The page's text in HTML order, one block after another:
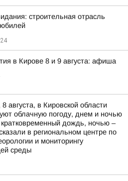
строительная отрасль
в Кирове 8 и 9 августа: афиша
8 августа, в Кировской области
облачную погоду, днем и ночью
дождь, ночью –
в региональном центре по
и мониторингу
среды